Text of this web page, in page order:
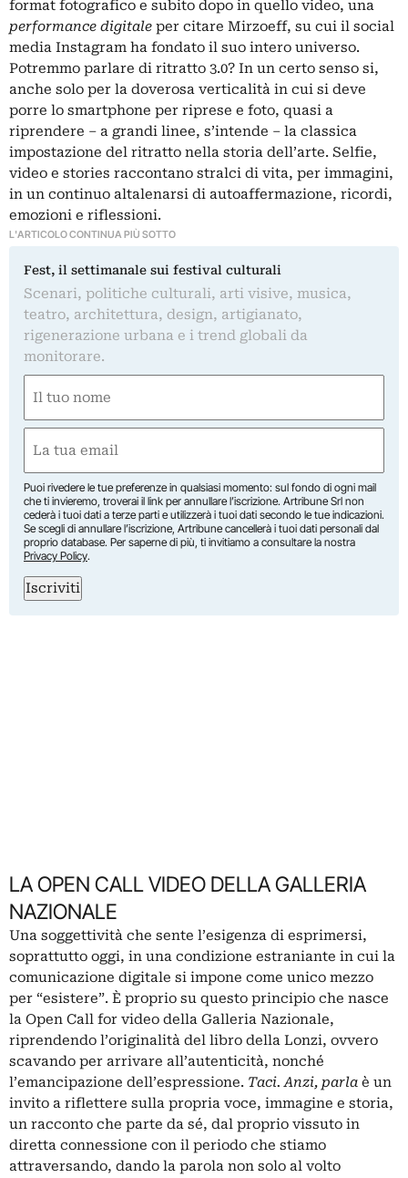
format fotografico e subito dopo in quello video, una
performance digitale per citare Mirzoeff, su cui il social
media Instagram ha fondato il suo intero universo.
Potremmo parlare di ritratto 3.0? In un certo senso si,
anche solo per la doverosa verticalità in cui si deve
porre lo smartphone per riprese e foto, quasi a
riprendere – a grandi linee, s’intende – la classica
impostazione del ritratto nella storia dell’arte. Selfie,
video e stories raccontano stralci di vita, per immagini,
in un continuo altalenarsi di autoaffermazione, ricordi,
emozioni e riflessioni.
L'ARTICOLO CONTINUA PIÙ SOTTO
Fest, il settimanale sui festival culturali
Scenari, politiche culturali, arti visive, musica,
teatro, architettura, design, artigianato,
rigenerazione urbana e i trend globali da
monitorare.
(Required)
First
(Required)
Puoi rivedere le tue preferenze in qualsiasi momento: sul fondo di ogni mail
che ti invieremo, troverai il link per annullare l’iscrizione. Artribune Srl non
cederà i tuoi dati a terze parti e utilizzerà i tuoi dati secondo le tue indicazioni.
Se scegli di annullare l’iscrizione, Artribune cancellerà i tuoi dati personali dal
proprio database. Per saperne di più, ti invitiamo a consultare la nostra
Privacy Policy.
Iscriviti
LA OPEN CALL VIDEO DELLA GALLERIA
NAZIONALE
Una soggettività che sente l’esigenza di esprimersi,
soprattutto oggi, in una condizione estraniante in cui la
comunicazione digitale si impone come unico mezzo
per “esistere”. È proprio su questo principio che nasce
la Open Call for video della Galleria Nazionale,
riprendendo l’originalità del libro della Lonzi, ovvero
scavando per arrivare all’autenticità, nonché
l’emancipazione dell’espressione. Taci. Anzi, parla è un
invito a riflettere sulla propria voce, immagine e storia,
un racconto che parte da sé, dal proprio vissuto in
diretta connessione con il periodo che stiamo
attraversando, dando la parola non solo al volto